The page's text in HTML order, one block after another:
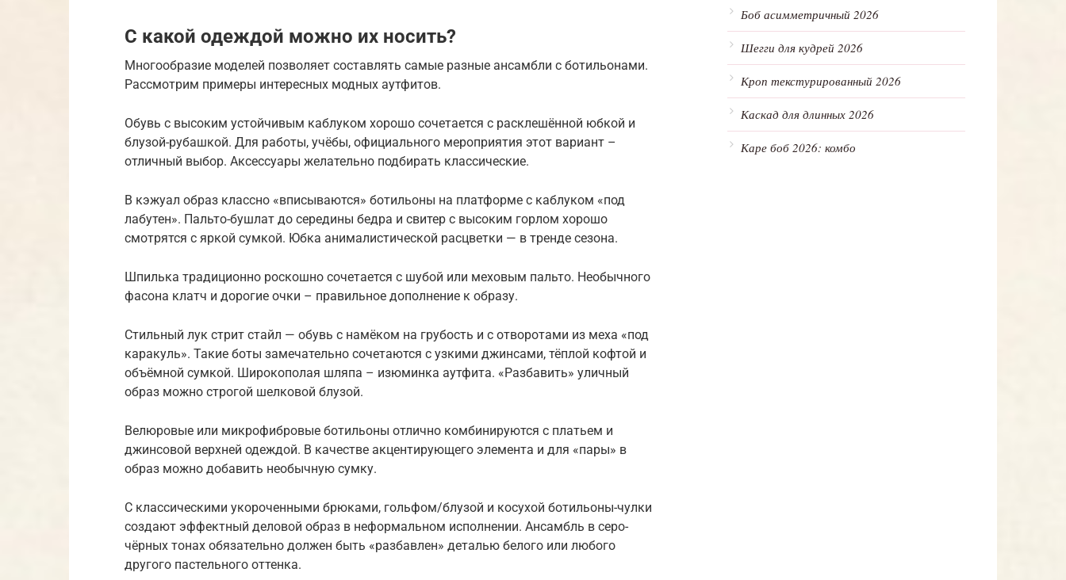
С какой одеждой можно их носить?
Многообразие моделей позволяет составлять самые разные ансамбли с ботильонами.
Рассмотрим примеры интересных модных аутфитов.
Обувь с высоким устойчивым каблуком хорошо сочетается с расклешённой юбкой и
блузой-рубашкой. Для работы, учёбы, официального мероприятия этот вариант –
отличный выбор. Аксессуары желательно подбирать классические.
В кэжуал образ классно «вписываются» ботильоны на платформе с каблуком «под
лабутен». Пальто-бушлат до середины бедра и свитер с высоким горлом хорошо
смотрятся с яркой сумкой. Юбка анималистической расцветки — в тренде сезона.
Шпилька традиционно роскошно сочетается с шубой или меховым пальто. Необычного
фасона клатч и дорогие очки – правильное дополнение к образу.
Стильный лук стрит стайл — обувь с намёком на грубость и с отворотами из меха «под
каракуль». Такие боты замечательно сочетаются с узкими джинсами, тёплой кофтой и
объёмной сумкой. Широкополая шляпа – изюминка аутфита. «Разбавить» уличный
образ можно строгой шелковой блузой.
Велюровые или микрофибровые ботильоны отлично комбинируются с платьем и
джинсовой верхней одеждой. В качестве акцентирующего элемента и для «пары» в
образ можно добавить необычную сумку.
С классическими укороченными брюками, гольфом/блузой и косухой ботильоны-чулки
создают эффектный деловой образ в неформальном исполнении. Ансамбль в серо-
чёрных тонах обязательно должен быть «разбавлен» деталью белого или любого
другого пастельного оттенка.
Боб асимметричный 2026
Шегги для кудрей 2026
Кроп текстурированный 2026
Каскад для длинных 2026
Каре боб 2026: комбо